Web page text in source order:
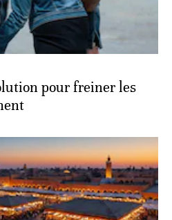
pour freiner les